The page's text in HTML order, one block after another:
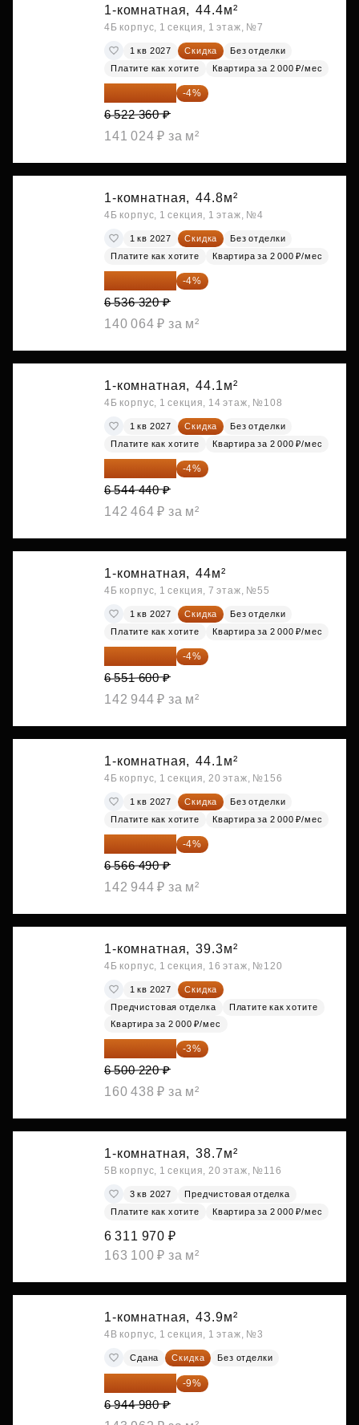
1-комнатная, 44.4м²
4Б корпус, 1 секция, 1 этаж, №7
1 кв 2027 Скидка
Без отделки
Платите как хотите
Квартира за 2 000 ₽/мес
-4%
6 522 360 ₽
141 024 ₽ за м²
1-комнатная, 44.8м²
4Б корпус, 1 секция, 1 этаж, №4
1 кв 2027 Скидка
Без отделки
Платите как хотите
Квартира за 2 000 ₽/мес
-4%
6 536 320 ₽
140 064 ₽ за м²
1-комнатная, 44.1м²
4Б корпус, 1 секция, 14 этаж, №108
1 кв 2027 Скидка
Без отделки
Платите как хотите
Квартира за 2 000 ₽/мес
-4%
6 544 440 ₽
142 464 ₽ за м²
1-комнатная, 44м²
4Б корпус, 1 секция, 7 этаж, №55
1 кв 2027 Скидка
Без отделки
Платите как хотите
Квартира за 2 000 ₽/мес
-4%
6 551 600 ₽
142 944 ₽ за м²
1-комнатная, 44.1м²
4Б корпус, 1 секция, 20 этаж, №156
1 кв 2027 Скидка
Без отделки
Платите как хотите
Квартира за 2 000 ₽/мес
-4%
6 566 490 ₽
142 944 ₽ за м²
1-комнатная, 39.3м²
4Б корпус, 1 секция, 16 этаж, №120
1 кв 2027
Скидка
Предчистовая отделка
Платите как хотите
Квартира за 2 000 ₽/мес
-3%
6 500 220 ₽
160 438 ₽ за м²
1-комнатная, 38.7м²
5В корпус, 1 секция, 20 этаж, №116
3 кв 2027
Предчистовая отделка
Платите как хотите
Квартира за 2 000 ₽/мес
6 311 970 ₽
163 100 ₽ за м²
1-комнатная, 43.9м²
4В корпус, 1 секция, 1 этаж, №3
Сдана Скидка Без отделки
-9%
6 944 980 ₽